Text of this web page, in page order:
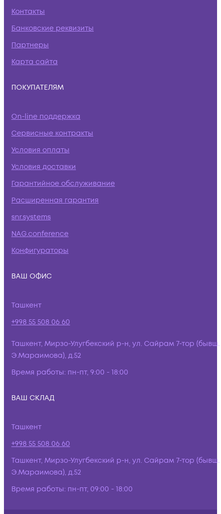
Контакты
Банковские реквизиты
Партнеры
Карта сайта
ПОКУПАТЕЛЯМ
On-line поддержка
Сервисные контракты
Условия оплаты
Условия доставки
Гарантийное обслуживание
Расширенная гарантия
snr.systems
NAG.conference
Конфигураторы
ВАШ ОФИС
Ташкент
+998 55 508 06 60
Ташкент, Мирзо-Улугбекский р-н, ул. Сайрам 7-тор (бывш.
Э.Мараимова), д.52
Время работы: пн-пт, 9:00 - 18:00
ВАШ СКЛАД
Ташкент
+998 55 508 06 60
Ташкент, Мирзо-Улугбекский р-н, ул. Сайрам 7-тор (бывш.
Э.Мараимова), д.52
Время работы: пн-пт, 09:00 - 18:00